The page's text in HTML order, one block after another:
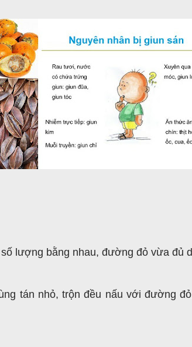
lượng bằng nhau, đường đỏ vừa đủ
tán nhỏ, trộn đều nấu với đường